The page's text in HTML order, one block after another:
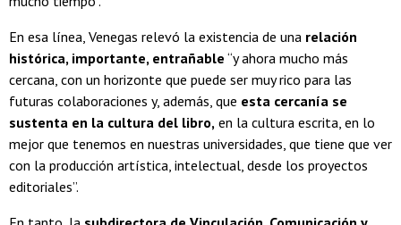
En esa línea, Venegas relevó la existencia de una relación
histórica, importante, entrañable “y ahora mucho más
cercana, con un horizonte que puede ser muy rico para las
futuras colaboraciones y, además, que esta cercanía se
sustenta en la cultura del libro, en la cultura escrita, en lo
mejor que tenemos en nuestras universidades, que tiene que ver
con la producción artística, intelectual, desde los proyectos
editoriales”.